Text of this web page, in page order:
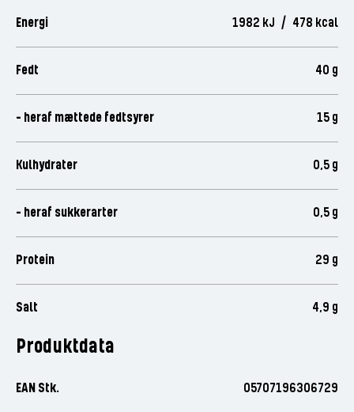
Energi 1982 kJ / 478 kcal
Fedt 40 g
- heraf mættede fedtsyrer 15 g
Kulhydrater 0,5 g
- heraf sukkerarter 0,5 g
Protein 29 g
Salt 4,9 g
Produktdata
EAN Stk. 05707196306729